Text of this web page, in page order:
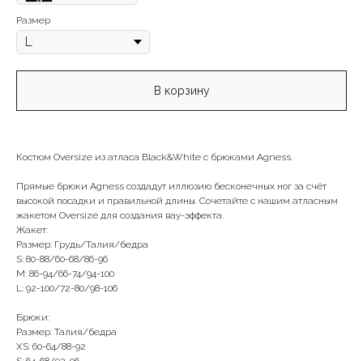
Размер
В корзину
Костюм Oversize из атласа Black&White с брюками Agness.
Прямые брюки Agness создадут иллюзию бесконечных ног за счёт
высокой посадки и правильной длины. Сочетайте с нашим атласным
жакетом Oversize для создания вау-эффекта.
Жакет:
Размер: Грудь/Талия/бедра
S: 80-88/60-68/86-96
M: 86-94/66-74/94-100
L: 92-100/72-80/98-106
Брюки:
Размер: Талия/бедра
XS: 60-64/88-92